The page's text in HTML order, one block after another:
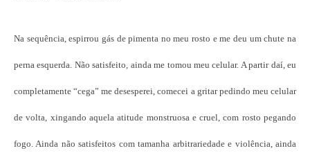
Na sequência, espirrou gás de pimenta no meu rosto e me deu um chute na
perna esquerda. Não satisfeito, ainda me tomou meu celular. A partir daí, eu
completamente “cega” me desesperei, comecei a gritar pedindo meu celular
de volta, xingando aquela atitude monstruosa e cruel, com rosto pegando
fogo. Ainda não satisfeitos com tamanha arbitrariedade e violência, ainda